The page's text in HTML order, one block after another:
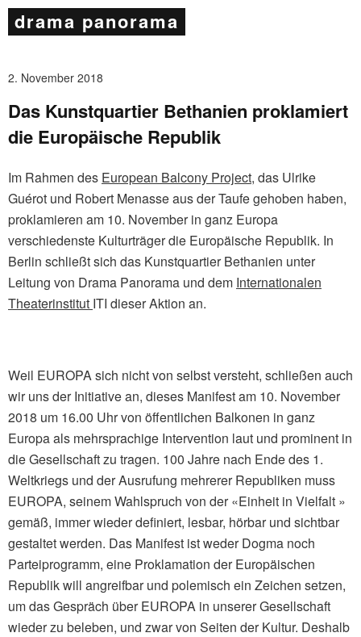
drama panorama
2. November 2018
Das Kunstquartier Bethanien proklamiert
die Europäische Republik
Im Rahmen des European Balcony Project, das Ulrike
Guérot und Robert Menasse aus der Taufe gehoben haben,
proklamieren am 10. November in ganz Europa
verschiedenste Kulturträger die Europäische Republik. In
Berlin schließt sich das Kunstquartier Bethanien unter
Leitung von Drama Panorama und dem Internationalen
Theaterinstitut ITI dieser Aktion an.
Weil EUROPA sich nicht von selbst versteht, schließen auch
wir uns der Initiative an, dieses Manifest am 10. November
2018 um 16.00 Uhr von öffentlichen Balkonen in ganz
Europa als mehrsprachige Intervention laut und prominent in
die Gesellschaft zu tragen. 100 Jahre nach Ende des 1.
Weltkriegs und der Ausrufung mehrerer Republiken muss
EUROPA, seinem Wahlspruch von der «Einheit in Vielfalt »
gemäß, immer wieder definiert, lesbar, hörbar und sichtbar
gestaltet werden. Das Manifest ist weder Dogma noch
Parteiprogramm, eine Proklamation der Europäischen
Republik will angreifbar und polemisch ein Zeichen setzen,
um das Gespräch über EUROPA in unserer Gesellschaft
wieder zu beleben, und zwar von Seiten der Kultur. Deshalb